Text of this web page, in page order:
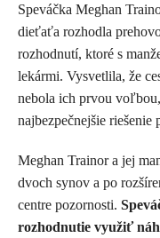
Speváčka Meghan
dieťaťa rozhodla
rozhodnutí, ktoré s
lekármi. Vysvetlila, že
nebola ich prvou
najbezpečnejšie riešenie
Meghan Trainor a jej
dvoch synov a po
centre pozornosti.
rozhodnutie využiť